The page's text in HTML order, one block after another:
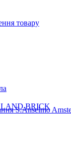
S.Anselmo
товару
LAND BRICK